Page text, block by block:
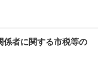
者に関する市税等の